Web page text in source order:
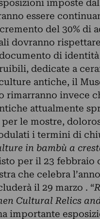
imposte
essere
del 30% di
dovranno
di
dedicate a
antiche, il
rimarranno invece
attualmente
le mostre,
i termini di
in bambù a
per il 23 febbraio
che celebra
il 29 marzo . “
Cultural Relics
importante